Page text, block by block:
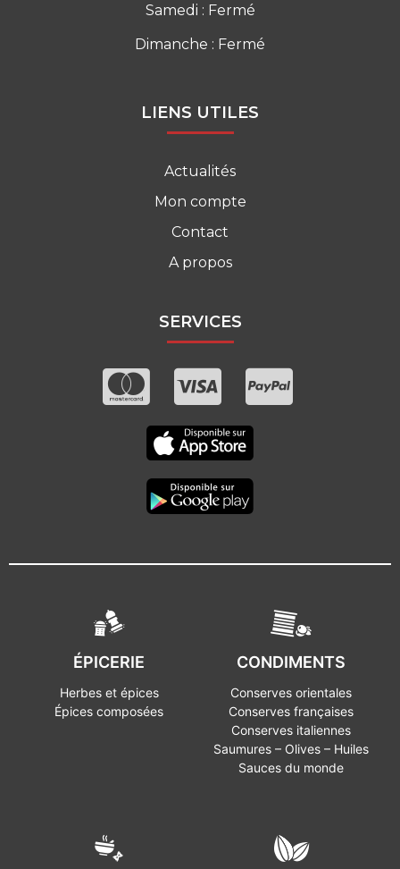
Samedi : Fermé
Dimanche : Fermé
LIENS UTILES
Actualités
Mon compte
Contact
A propos
SERVICES
ÉPICERIE
Herbes et épices
Épices composées
CONDIMENTS
Conserves orientales
Conserves françaises
Conserves italiennes
Saumures – Olives – Huiles
Sauces du monde